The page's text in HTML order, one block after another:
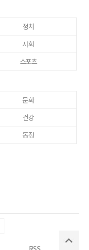
정치
사회
스포츠
문화
건강
동정